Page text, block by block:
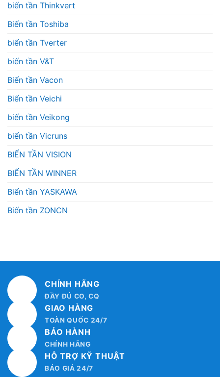
biến tần Thinkvert
Biến tần Toshiba
biến tần Tverter
biến tần V&T
Biến tần Vacon
Biến tần Veichi
biến tần Veikong
biến tần Vicruns
BIẾN TẦN VISION
BIẾN TẦN WINNER
Biến tần YASKAWA
Biến tần ZONCN
CHÍNH HÃNG
ĐẦY ĐỦ CO, CQ
GIAO HÀNG
TOÀN QUỐC 24/7
BẢO HÀNH
CHÍNH HÃNG
HỖ TRỢ KỸ THUẬT
BÁO GIÁ 24/7